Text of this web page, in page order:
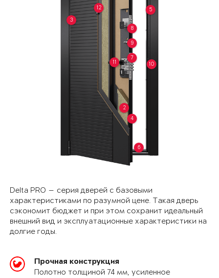
2
3
4
5
6
7
8
9
10
11
12
Delta PRO — серия дверей с базовыми
характеристиками по разумной цене. Такая дверь
сэкономит бюджет и при этом сохранит идеальный
внешний вид и эксплуатационные характеристики на
долгие годы.
Прочная конструкция
Полотно толщиной 74 мм, усиленное